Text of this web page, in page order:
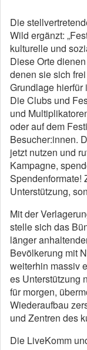
Die
Wild ergänzt:
kulturelle und
Diese Orte
denen sie sich
Grundlage hierfür
Die Clubs und
und
oder auf dem
Besucher:innen.
jetzt nutzen und
Kampagne,
Spendenformate!
Unterstützung,
Mit der
stelle sich das
länger
Bevölkerung mit
weiterhin massiv
es Unterstützung
für morgen,
Wiederaufbau
und Zentren des
Die LiveKomm